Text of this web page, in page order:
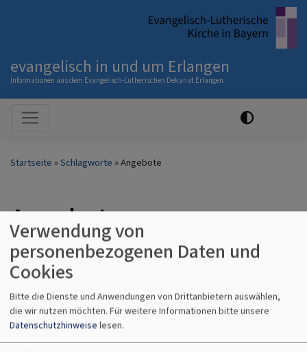
evangelisch in und um Erlangen
Informationen aus dem Evangelisch-Lutherischen Dekanat Erlangen
Hauptnavigation
Startseite Schlagworte Angebote
Angebote
Angebote
Verwendung von
personenbezogenen Daten und
Cookies
Bitte die Dienste und Anwendungen von Drittanbietern auswählen,
die wir nutzen möchten. Für weitere Informationen bitte unsere
Datenschutzhinweise lesen.